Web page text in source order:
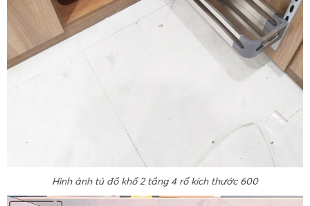
Hình ảnh tủ đồ khổ 2 tầng 4 rổ kích thước 600